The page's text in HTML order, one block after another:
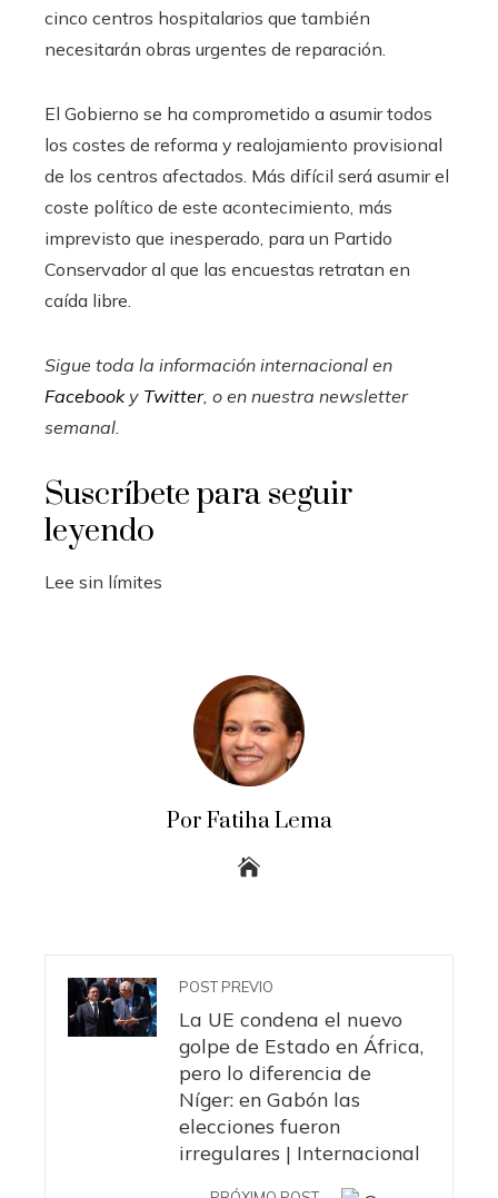
cinco centros hospitalarios que también
necesitarán obras urgentes de reparación.
El Gobierno se ha comprometido a asumir todos
los costes de reforma y realojamiento provisional
de los centros afectados. Más difícil será asumir el
coste político de este acontecimiento, más
imprevisto que inesperado, para un Partido
Conservador al que las encuestas retratan en
caída libre.
Sigue toda la información internacional en
Facebooky Twitter, o en nuestra newsletter
semanal
Suscríbete para seguir
leyendo
Lee sin límites
Por Fatiha Lema
POST PREVIO
La UE condena el nuevo
golpe de Estado en África,
pero lo diferencia de
Níger: en Gabón las
elecciones fueron
irregulares | Internacional